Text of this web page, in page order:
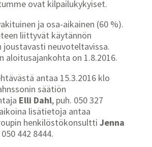
ovat kilpailukykyiset.
ja osa-aikainen (60 %).
liittyvät käytännön
joustavasti neuvoteltavissa.
aloitusajankohta on 1.8.2016.
antaa 15.3.2016 klo
säätiön
Elli Dahl, puh. 050 327
lisätietoja antaa
henkilöstökonsultti Jenna
442 8444.